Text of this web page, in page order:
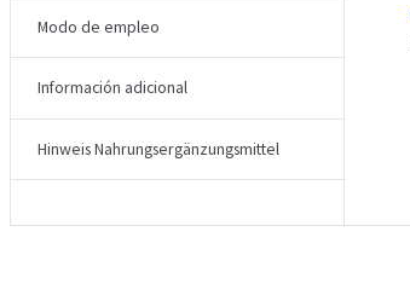
Modo de empleo
Información adicional
Hinweis Nahrungsergänzungsmittel